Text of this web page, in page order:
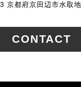
京都府京田辺市水取
CONTACT